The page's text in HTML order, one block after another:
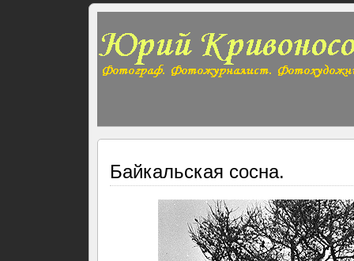
Байкальская сосна.